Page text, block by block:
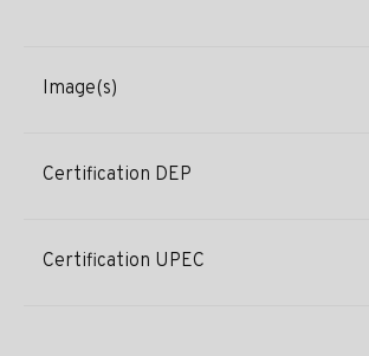
Image(s)
Certification DEP
Certification UPEC